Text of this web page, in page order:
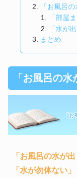
「お風呂
「部屋
「水が
まとめ
「お風呂の
「
「お風呂の水が
「水が勿体ない」